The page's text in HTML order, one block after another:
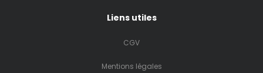
Liens utiles
CGV
Mentions légales